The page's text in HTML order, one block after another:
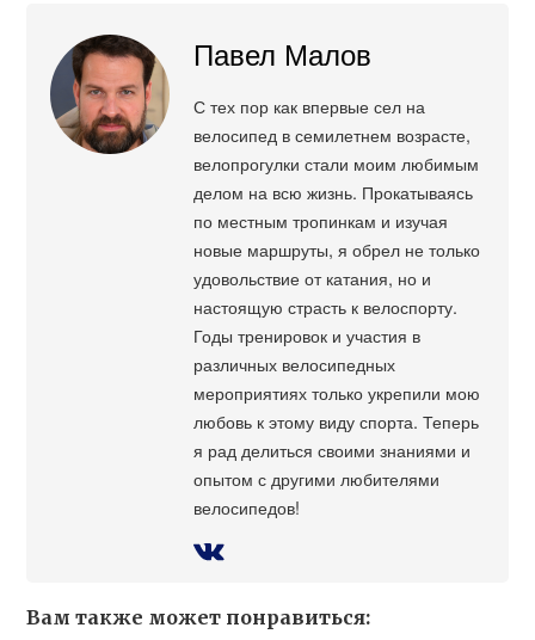
Павел Малов
С тех пор как впервые сел на
велосипед в семилетнем возрасте,
велопрогулки стали моим любимым
делом на всю жизнь. Прокатываясь
по местным тропинкам и изучая
новые маршруты, я обрел не только
удовольствие от катания, но и
настоящую страсть к велоспорту.
Годы тренировок и участия в
различных велосипедных
мероприятиях только укрепили мою
любовь к этому виду спорта. Теперь
я рад делиться своими знаниями и
опытом с другими любителями
велосипедов!
Вам также может понравиться: